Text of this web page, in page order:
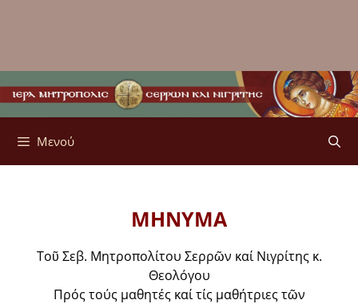
Μενού
ΜΗΝΥΜΑ
Τοῦ Σεβ. Μητροπολίτου Σερρῶν καί Νιγρίτης κ.
Θεολόγου
Πρός τούς μαθητές καί τίς μαθήτριες τῶν